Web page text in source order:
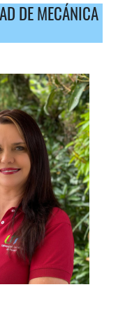
DE MECÁNICA